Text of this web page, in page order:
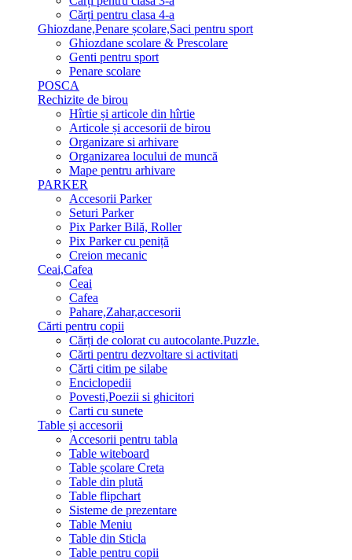
Cărți pentru clasa 4-a
Ghiozdane,Penare școlare,Saci pentru sport
Ghiozdane scolare & Prescolare
Genti pentru sport
Penare scolare
POSCA
Rechizite de birou
Hîrtie și articole din hîrtie
Articole și accesorii de birou
Organizare si arhivare
Organizarea locului de muncă
Mape pentru arhivare
PARKER
Accesorii Parker
Seturi Parker
Pix Parker Bilă, Roller
Pix Parker cu peniță
Creion mecanic
Ceai,Cafea
Ceai
Cafea
Pahare,Zahar,accesorii
Cărti pentru copii
Cărți de colorat cu autocolante.Puzzle.
Сărti pentru dezvoltare si activitati
Cărti citim pe silabe
Enciclopedii
Povesti,Poezii si ghicitori
Carti cu sunete
Table și accesorii
Accesorii pentru tabla
Table witeboard
Table școlare Creta
Table din plută
Table flipchart
Sisteme de prezentare
Table Meniu
Table din Sticla
Table pentru copii